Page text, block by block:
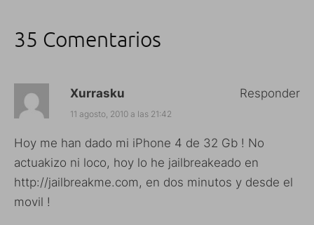
35 Comentarios
Xurrasku
11 agosto, 2010 a las 21:42
Hoy me han dado mi iPhone 4 de 32 Gb ! No
actuakizo ni loco, hoy lo he jailbreakeado en
http://jailbreakme.com , en dos minutos y desde el
movil !
Responder